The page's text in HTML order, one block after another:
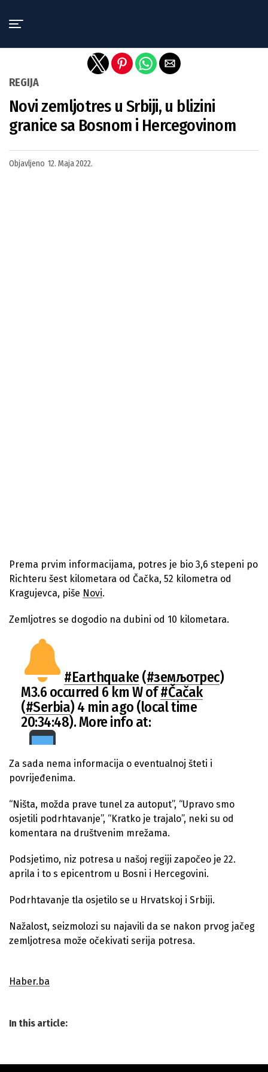
REGIJA
Novi zemljotres u Srbiji, u blizini
granice sa Bosnom i Hercegovinom
Objavljeno 12. Maja 2022.
Prema prvim informacijama, potres je bio 3,6 stepeni po
Richteru šest kilometara od Čačka, 52 kilometra od
Kragujevca, piše Novi.
Zemljotres se dogodio na dubini od 10 kilometara.
#Earthquake(#земљотрес)
M3.6 occurred 6 km W of#Čačak
(#Serbia) 4 min ago (local time
20:34:48). More info at:
https://t.co/LBaVNedgF9
https://t.co/12GWpsXIQR
https://t.co/EM7nuUtj4T
pic.twitter.com/4kNqs2XUxw
Za sada nema informacija o eventualnoj šteti i
povrijeđenima.
“Ništa, možda prave tunel za autoput”, “Upravo smo
osjetili podrhtavanje”, “Kratko je trajalo”, neki su od
komentara na društvenim mrežama.
Podsjetimo, niz potresa u našoj regiji započeo je 22.
aprila i to s epicentrom u Bosni i Hercegovini.
Podrhtavanje tla osjetilo se u Hrvatskoj i Srbiji.
Nažalost, seizmolozi su najavili da se nakon prvog jačeg
zemljotresa može očekivati serija potresa.
Haber.ba
In this article: